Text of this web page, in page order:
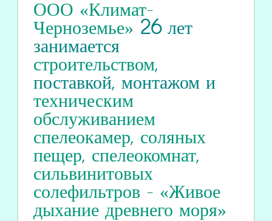
ООО «Климат-
Черноземье» 26лет
занимается
строительством,
поставкой, монтажом и
техническим
обслуживанием
спелеокамер, соляных
пещер, спелеокомнат,
сильвинитовых
солефильтров - «Живое
дыхание древнего моря»